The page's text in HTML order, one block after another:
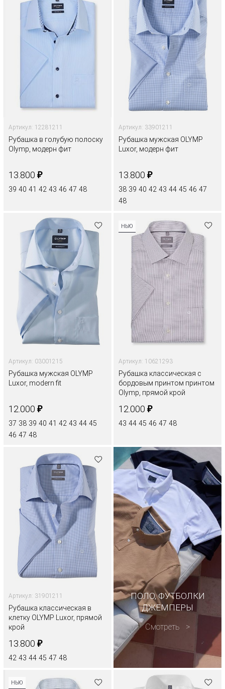
Артикул: 12281211
Рубашка в голубую полоску
Olymp, модерн фит
13.800 ₽
39 40 41 42 43 46 47 48
Артикул: 33901211
Рубашка мужская OLYMP
Luxor, модерн фит
13.800 ₽
38 39 40 42 43 44 45 46 47
48
Артикул: 03001215
Рубашка мужская OLYMP
Luxor, modern fit
12.000 ₽
37 38 39 40 41 42 43 44 45
46 47 48
НЬЮ
Артикул: 10621293
Рубашка классическая с
бордовым принтом принтом
Olymp, прямой крой
12.000 ₽
43 44 45 46 47 48
Артикул: 31901211
Рубашка классическая в
клетку OLYMP Luxor, прямой
крой
13.800 ₽
42 43 44 45 47 48
ПОЛО, ФУТБОЛКИ
ДЖЕМПЕРЫ
Смотреть
НЬЮ